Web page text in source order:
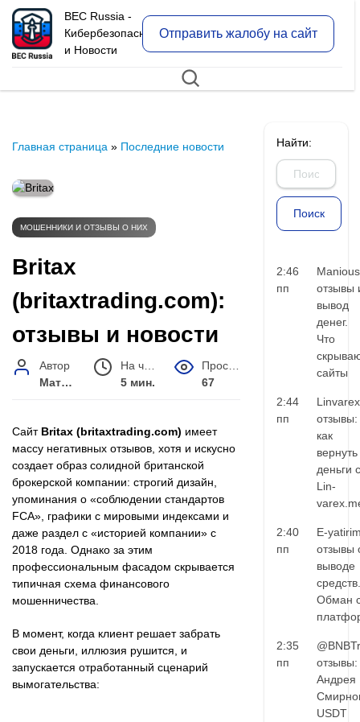
BEC Russia -
Кибербезопасность
и Новости
Отправить жалобу на сайт
Главная страница » Последние новости
МОШЕННИКИ И ОТЗЫВЫ О НИХ
Britax
(britaxtrading.com):
отзывы и новости
Автор
Матвей Иванов
5 мин.
67
Сайт Britax (britaxtrading.com) имеет
массу негативных отзывов, хотя и искусно
создает образ солидной британской
брокерской компании: строгий дизайн,
упоминания о «соблюдении стандартов
FCA», графики с мировыми индексами и
даже раздел с «историей компании» с
2018 года. Однако за этим
профессиональным фасадом скрывается
типичная схема финансового
мошенничества.
В момент, когда клиент решает забрать
свои деньги, иллюзия рушится, и
запускается отработанный сценарий
вымогательства:
Найти:
2:46
пп
Manious
отзывы
вывод
денег.
Что
сайты
2:44
пп
Linvarex
отзывы:
как
вернуть
деньги с
Lin-
2:40
пп
E-
отзывы
выводе
средств.
Обман
2:35
пп
Андрея
USDT